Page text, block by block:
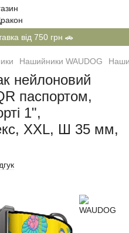
від 750 грн 🚗
Нашийники WAUDOG
нейлоновий
паспортом,
1",
XXL, Ш 35 мм,